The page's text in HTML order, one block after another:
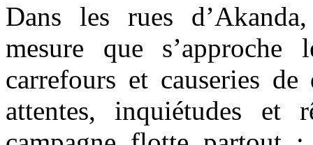
Dans les rues
mesure que
carrefours et causeries
attentes, inquiétudes